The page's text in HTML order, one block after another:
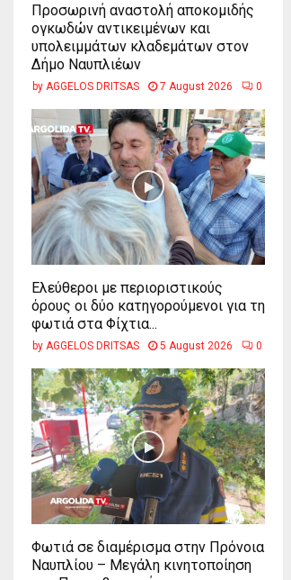
Προσωρινή αναστολή αποκομιδής
ογκωδών αντικειμένων και
υπολειμμάτων κλαδεμάτων στον
Δήμο Ναυπλιέων
by AGGELOS DRITSAS 7 August 2026 0
Ελεύθεροι με περιοριστικούς
όρους οι δύο κατηγορούμενοι για τη
φωτιά στα Φίχτια...
by AGGELOS DRITSAS 5 August 2026 0
Φωτιά σε διαμέρισμα στην Πρόνοια
Ναυπλίου – Μεγάλη κινητοποίηση